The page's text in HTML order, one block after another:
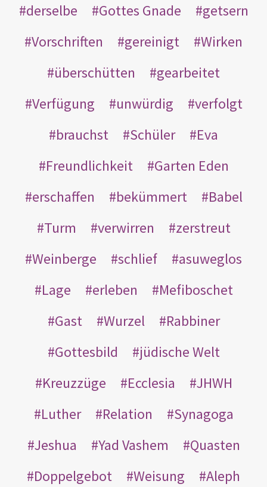
derselbe
Gottes Gnade
getsern
Vorschriften
gereinigt
Wirken
überschütten
gearbeitet
Verfügung
unwürdig
verfolgt
brauchst
Schüler
Eva
Freundlichkeit
Garten Eden
erschaffen
bekümmert
Babel
Turm
verwirren
zerstreut
Weinberge
schlief
asuweglos
Lage
erleben
Mefiboschet
Gast
Wurzel
Rabbiner
Gottesbild
jüdische Welt
Kreuzzüge
Ecclesia
JHWH
Luther
Relation
Synagoga
Jeshua
Yad Vashem
Quasten
Doppelgebot
Weisung
Aleph